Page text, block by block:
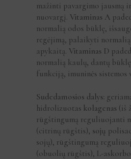
mažinti pavargimo jausmą ir
nuovargį. Vitaminas A
normalią odos būklę,
regėjimą, palaikyti normalią
apykaitą. Vitaminas D
normalią kaulų, dantų
funkciją, imuninės sistemos
Sudedamosios dalys:
hidrolizuotas kolagenas (iš
rūgštingumą reguliuojanti
(citrinų rūgštis), sojų
sojų), rūgštingumą
(obuolių rūgštis), L-